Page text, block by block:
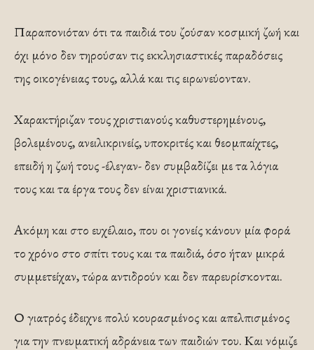
Παραπονιόταν ότι τα παιδιά του ζούσαν κοσμική ζωή και
όχι μόνο δεν τηρούσαν τις εκκλησιαστικές παραδόσεις
της οικογένειας τους, αλλά και τις ειρωνεύονταν.
Χαρακτήριζαν τους χριστιανούς καθυστερημένους,
βολεμένους, ανειλικρινείς, υποκριτές και θεομπαίχτες,
επειδή η ζωή τους -έλεγαν- δεν συμβαδίζει με τα λόγια
τους και τα έργα τους δεν είναι χριστιανικά.
Ακόμη και στο ευχέλαιο, που οι γονείς κάνουν μία φορά
το χρόνο στο σπίτι τους και τα παιδιά, όσο ήταν μικρά
συμμετείχαν, τώρα αντιδρούν και δεν παρευρίσκονται.
Ο γιατρός έδειχνε πολύ κουρασμένος και απελπισμένος
για την πνευματική αδράνεια των παιδιών του. Και νόμιζε